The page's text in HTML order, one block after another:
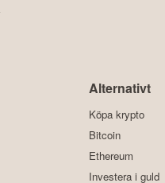
Alternativt
Köpa krypto
Bitcoin
Ethereum
Investera i guld